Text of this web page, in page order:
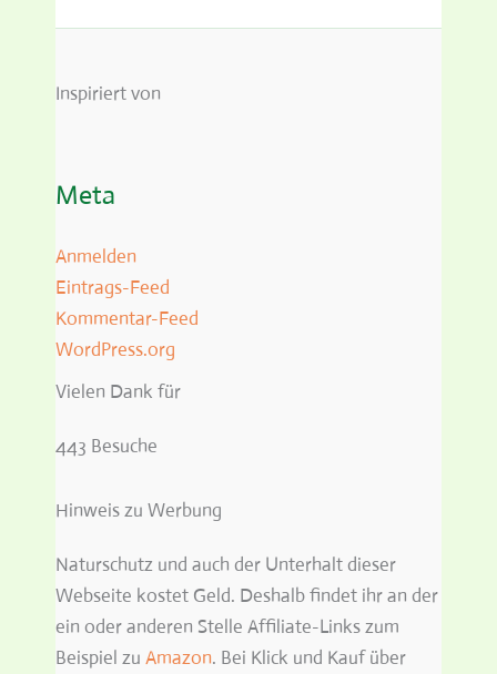
Inspiriert von
Meta
Anmelden
Eintrags-Feed
Kommentar-Feed
WordPress.org
Vielen Dank für
443 Besuche
Hinweis zu Werbung
Naturschutz und auch der Unterhalt dieser
Webseite kostet Geld. Deshalb findet ihr an der
ein oder anderen Stelle Affiliate-Links zum
Beispiel zu Amazon. Bei Klick und Kauf über